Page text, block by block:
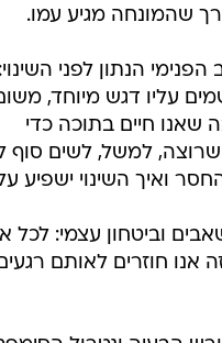
שהמונחה מגיע עמו.
הנתון לפני השינוי:
עליו דגש מיוחד,
שאנו חיים בתוכה כדי
שרוצה, למשל, לשים
ואיך השינוי ישפיע על
וביטחון עצמי: לכל
אנו חוזרים לאותם